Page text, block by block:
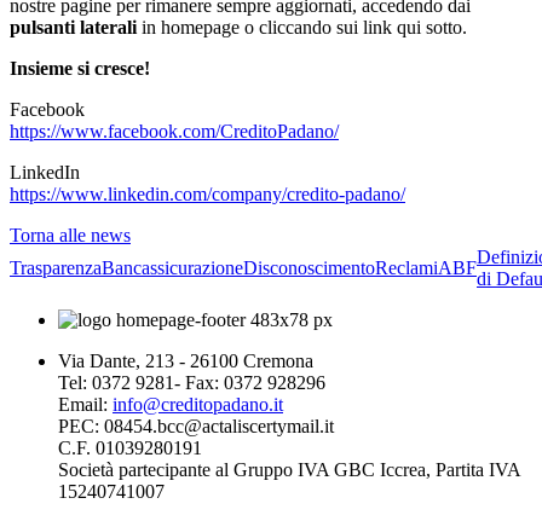
nostre pagine per rimanere sempre aggiornati, accedendo dai
pulsanti laterali in homepage o cliccando sui link qui sotto.
Insieme si cresce!
Facebook
https://www.facebook.com/CreditoPadano/
LinkedIn
https://www.linkedin.com/company/credito-padano/
Torna alle news
TrasparenzaBancassicurazioneDisconoscimentoReclamiABF
di
Via Dante, 213 - 26100 Cremona
Tel: 0372 9281- Fax: 0372 928296
Email: info@creditopadano.it
PEC: 08454.bcc@actaliscertymail.it
C.F. 01039280191
Società partecipante al Gruppo IVA GBC Iccrea, Partita IVA
15240741007